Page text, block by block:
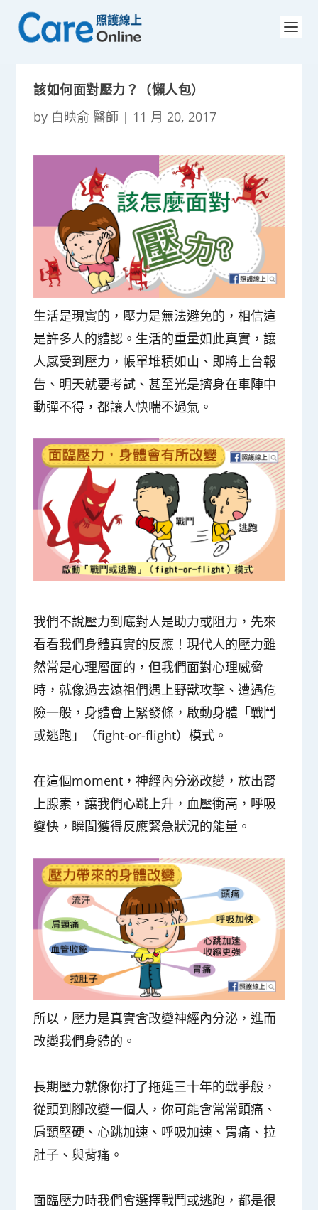
該如何面對壓力？（懶人包）
by 白映俞 醫師 | 11 月 20, 2017
生活是現實的，壓力是無法避免的，相信這
是許多人的體認。生活的重量如此真實，讓
人感受到壓力，帳單堆積如山、即將上台報
告、明天就要考試、甚至光是擠身在車陣中
動彈不得，都讓人快喘不過氣。
我們不說壓力到底對人是助力或阻力，先來
看看我們身體真實的反應！現代人的壓力雖
然常是心理層面的，但我們面對心理威脅
時，就像過去遠祖們遇上野獸攻擊、遭遇危
險一般，身體會上緊發條，啟動身體「戰鬥
或逃跑 」（fight-or-flight）模式。
在這個moment，神經內分泌改變，放出腎
上腺素，讓我們心跳上升，血壓衝高，呼吸
變快，瞬間獲得反應緊急狀況的能量。
所以，壓力是真實會改變神經內分泌，進而
改變我們身體的。
長期壓力就像你打了拖延三十年的戰爭般，
從頭到腳改變一個人，你可能會常常頭痛、
肩頸堅硬、心跳加速、呼吸加速、胃痛、拉
肚子、與背痛。
面臨壓力時我們會選擇戰鬥或逃跑，都是很